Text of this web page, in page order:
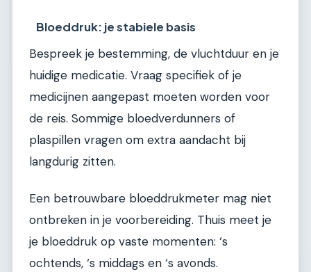
Bloeddruk: je stabiele basis
Bespreek je bestemming, de vluchtduur en je
huidige medicatie. Vraag specifiek of je
medicijnen aangepast moeten worden voor
de reis. Sommige bloedverdunners of
plaspillen vragen om extra aandacht bij
langdurig zitten.
Een betrouwbare bloeddrukmeter mag niet
ontbreken in je voorbereiding. Thuis meet je
je bloeddruk op vaste momenten: ‘s
ochtends, ‘s middags en ‘s avonds.